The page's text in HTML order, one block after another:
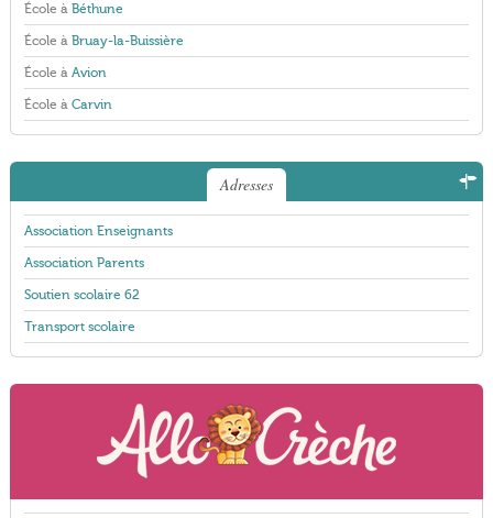
École à Béthune
École à Bruay-la-Buissière
École à Avion
École à Carvin
Adresses
Association Enseignants
Association Parents
Soutien scolaire 62
Transport scolaire